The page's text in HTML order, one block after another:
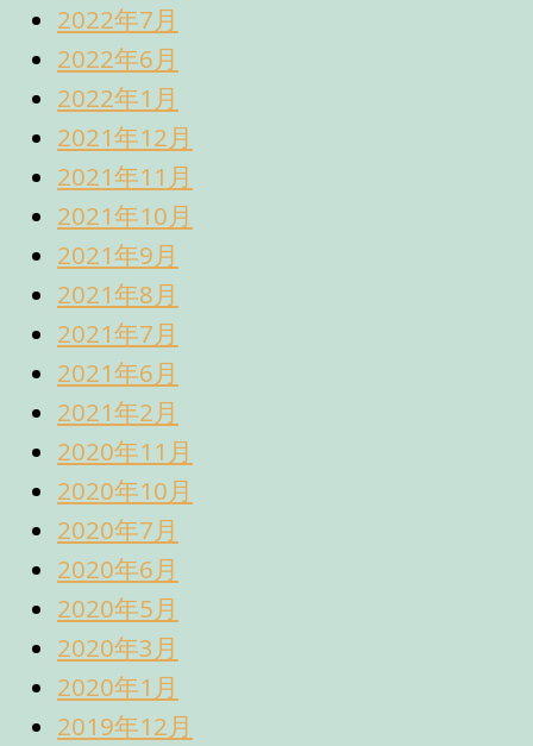
2022年7月
2022年6月
2022年1月
2021年12月
2021年11月
2021年10月
2021年9月
2021年8月
2021年7月
2021年6月
2021年2月
2020年11月
2020年10月
2020年7月
2020年6月
2020年5月
2020年3月
2020年1月
2019年12月